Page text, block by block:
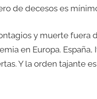
de decesos es
y muerte fuera
en Europa. España,
Y la orden tajante